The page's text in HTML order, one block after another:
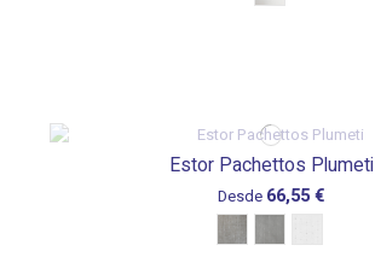
Estor Pachettos Plumeti
Desde 66,55 €